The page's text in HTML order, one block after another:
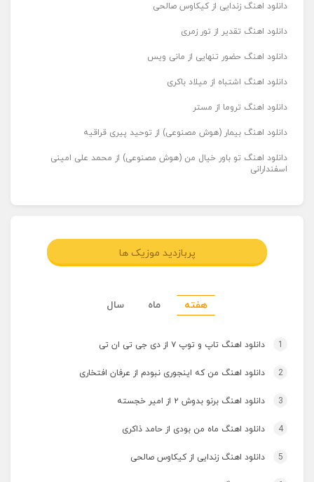
دانلود اهنگ زندایی از کیکاوس صالحی
دانلود اهنگ تقدیر از تور زمری
دانلود اهنگ حضور تنهایی از مانی ویس
دانلود اهنگ اشتباه از میلاد باکری
دانلود اهنگ تروما از مستر
دانلود اهنگ بیمار (هوش مصنوعی) از توحید پیری قراقیه
دانلود اهنگ تو باور خیال من (هوش مصنوعی) از محمد علی امینی
اسفندارانی
پربازدید موزیک ها
هفته ماه سال
1 دانلود اهنگ تاپ و توپ ۷ از دی جی تی ان تی
2 دانلود اهنگ من که اینجوری نبودم از عرفان افتخاری
3 دانلود اهنگ برنو بدوش ۲ از امیر خجسته
4 دانلود اهنگ ماه من بودی از حامد ذاکری
5 دانلود اهنگ زندایی از کیکاوس صالحی